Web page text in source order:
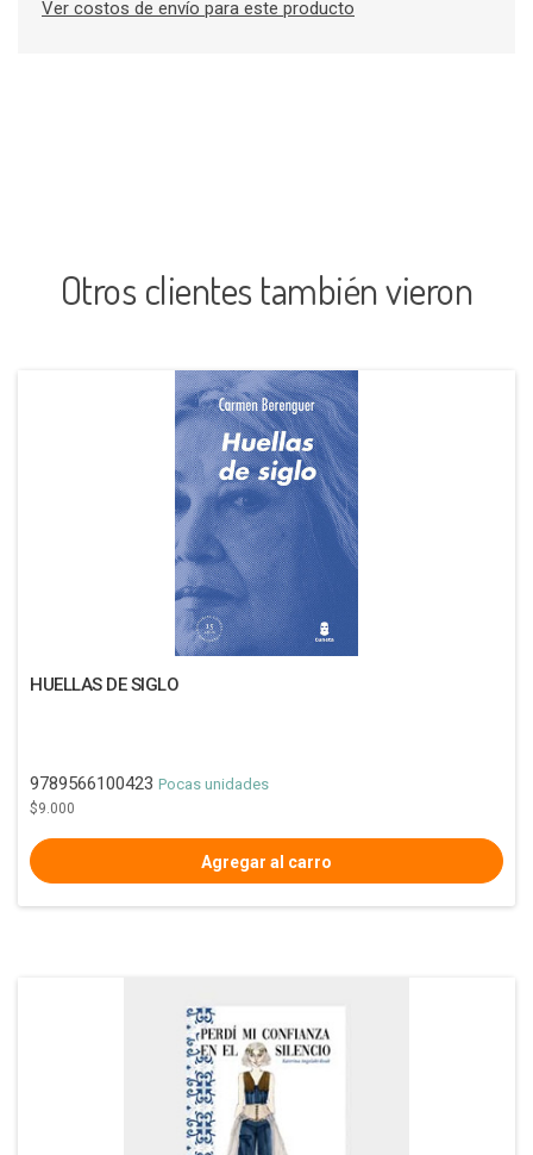
Ver costos de envío para este producto
Otros clientes también vieron
HUELLAS DE SIGLO
9789566100423 Pocas unidades
$9.000